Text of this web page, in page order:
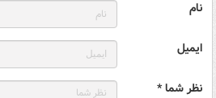
نام
ایمیل
نظر شما *